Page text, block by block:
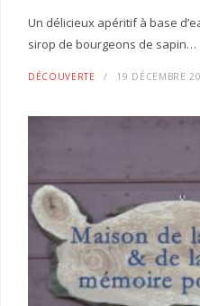
Un délicieux apéritif à base
sirop de bourgeons de sapin…
DÉCOUVERTE 19 DÉCEMBRE